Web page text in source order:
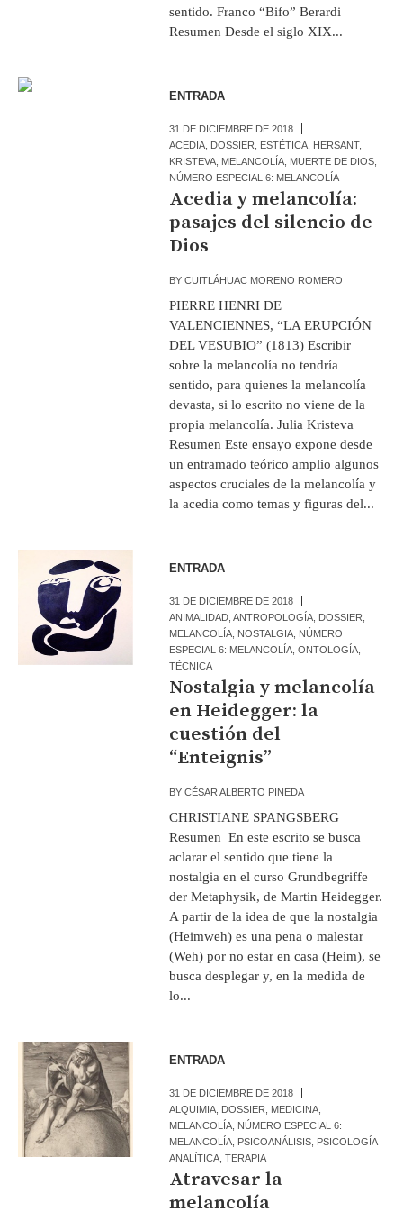
sentido. Franco “Bifo” Berardi
Resumen Desde el siglo XIX...
ENTRADA
31 DE DICIEMBRE DE 2018
ACEDIA DOSSIER ESTÉTICA HERSANT,
KRISTEVA MELANCOLÍA MUERTE DE DIOS
NÚMERO ESPECIAL 6: MELANCOLÍA
Acedia y melancolía:
pasajes del silencio de
Dios
BYCUITLÁHUAC MORENO ROMERO
PIERRE HENRI DE
VALENCIENNES, “LA ERUPCIÓN
DEL VESUBIO” (1813) Escribir
sobre la melancolía no tendría
sentido, para quienes la melancolía
devasta, si lo escrito no viene de la
propia melancolía. Julia Kristeva
Resumen Este ensayo expone desde
un entramado teórico amplio algunos
aspectos cruciales de la melancolía y
la acedia como temas y figuras del...
ENTRADA
31 DE DICIEMBRE DE 2018
ANIMALIDAD ,ANTROPOLOGÍA DOSSIER
MELANCOLÍA NOSTALGIA NÚMERO
ESPECIAL 6: MELANCOLÍA ,ONTOLOGÍA
TÉCNICA
Nostalgia y melancolía
en Heidegger: la
cuestión del
“Enteignis”
BYCÉSAR ALBERTO PINEDA
CHRISTIANE SPANGSBERG
Resumen En este escrito se busca
aclarar el sentido que tiene la
nostalgia en el curso Grundbegriffe
der Metaphysik, de Martin Heidegger.
A partir de la idea de que la nostalgia
(Heimweh) es una pena o malestar
(Weh) por no estar en casa (Heim), se
busca desplegar y, en la medida de
lo...
ENTRADA
31 DE DICIEMBRE DE 2018
ALQUIMIA DOSSIER MEDICINA
MELANCOLÍA NÚMERO ESPECIAL 6:
MELANCOLÍA PSICOANÁLISIS PSICOLOGÍA
ANALÍTICA ,TERAPIA
Atravesar la
melancolía